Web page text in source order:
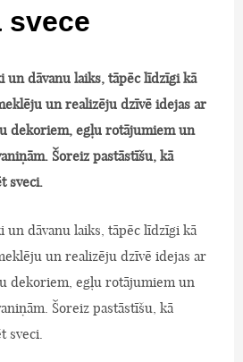
svece
un dāvanu laiks, tāpēc līdzīgi kā
un realizēju dzīvē idejas ar
dekoriem, egļu rotājumiem un
Šoreiz pastāstīšu, kā
sveci.
un dāvanu laiks, tāpēc līdzīgi kā
un realizēju dzīvē idejas ar
dekoriem, egļu rotājumiem un
Šoreiz pastāstīšu, kā
sveci.